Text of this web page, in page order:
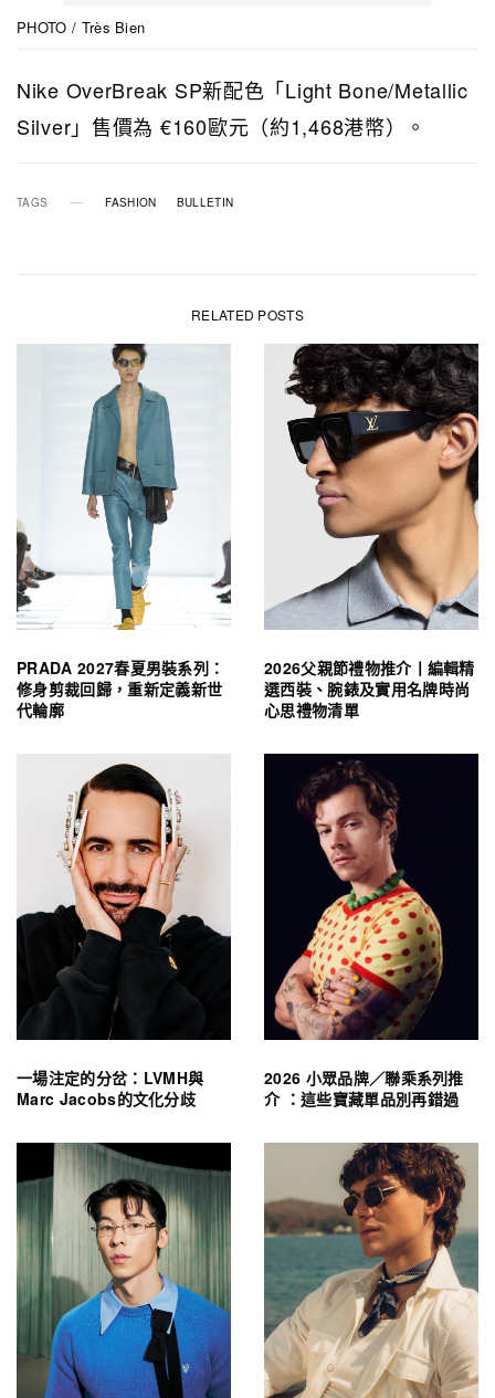
PHOTO / Très Bien
Nike OverBreak SP新配色「Light Bone/Metallic
Silver」售價為 €160歐元（約1,468港幣）。
TAGS FASHION BULLETIN
RELATED POSTS
PRADA 2027春夏男裝系列：
修身剪裁回歸，重新定義新世
代輪廓
2026父親節禮物推介丨編輯精
選西裝、腕錶及實用名牌時尚
心思禮物清單
一場注定的分岔：LVMH與
Marc Jacobs的文化分歧
2026 小眾品牌／聯乘系列推
介 ：這些寶藏單品別再錯過